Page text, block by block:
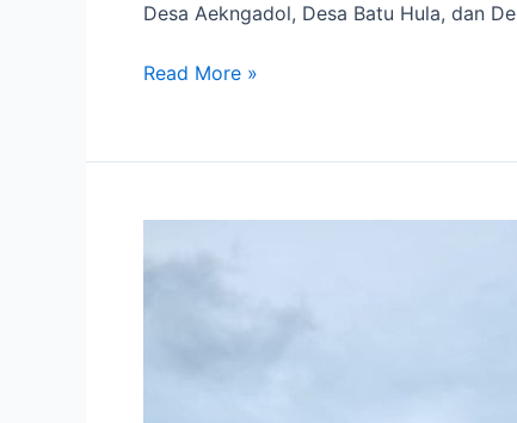
Desa Aekngadol, Desa Batu Hula, dan
Read More »
Meninggal,